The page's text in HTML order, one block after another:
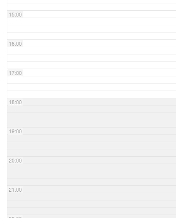
15:00
16:00
17:00
18:00
19:00
20:00
21:00